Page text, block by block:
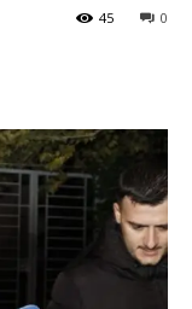
0
45